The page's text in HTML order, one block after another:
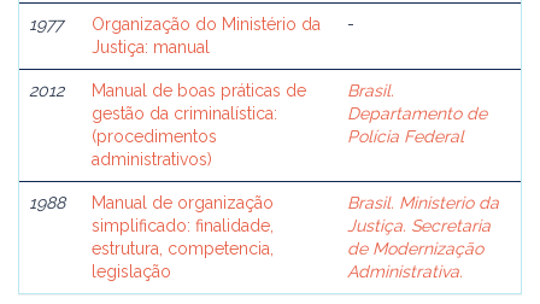
1977
Organização do Ministério da
Justiça: manual
-
2012
Manual de boas práticas de
gestão da criminalística:
(procedimentos
administrativos)
Brasil.
Departamento de
Polícia Federal
1988
Manual de organização
simplificado: finalidade,
estrutura, competencia,
legislação
Brasil. Ministerio da
Justiça. Secretaria
de Modernização
Administrativa.